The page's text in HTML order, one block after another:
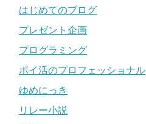
はじめてのブログ
プレゼント企画
プログラミング
ポイ活のプロフェッショナル
ゆめにっき
リレー小説